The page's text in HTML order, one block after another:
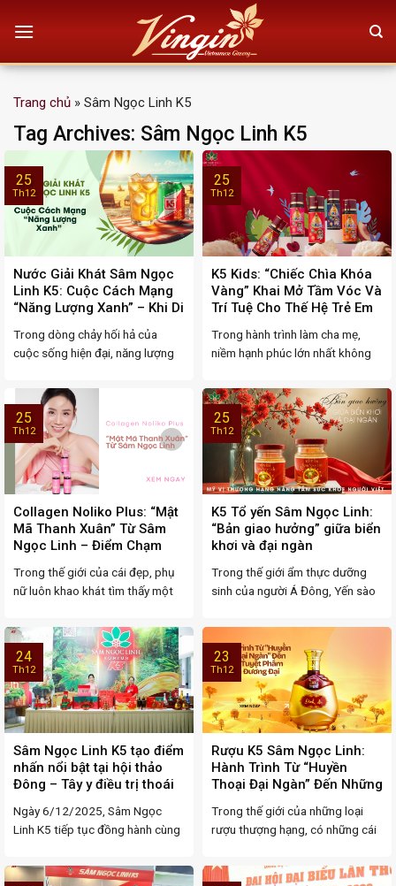
Trang chủ » Sâm Ngọc Linh K5
Tag Archives: Sâm Ngọc Linh K5
Nước Giải Khát Sâm Ngọc
Linh K5: Cuộc Cách Mạng
“Năng Lượng Xanh” – Khi Di
Sản Quốc Bảo Hóa Thân
Thành Sức Mạnh Đường
Đua
Trong dòng chảy hối hả của
cuộc sống hiện đại, năng lượng
25
Th12
K5 Kids: “Chiếc Chìa Khóa
Vàng” Khai Mở Tầm Vóc Và
Trí Tuệ Cho Thế Hệ Trẻ Em
Trong hành trình làm cha mẹ,
niềm hạnh phúc lớn nhất không
25
Th12
Collagen Noliko Plus: “Mật
Mã Thanh Xuân” Từ Sâm
Ngọc Linh – Điểm Chạm
Tinh Tế Của Dược Liệu Quý
Và Công Nghệ Làm Đẹp
Hiện Đại
Trong thế giới của cái đẹp, phụ
nữ luôn khao khát tìm thấy một
25
Th12
K5 Tổ yến Sâm Ngọc Linh:
“Bản giao hưởng” giữa biển
khơi và đại ngàn
Trong thế giới ẩm thực dưỡng
sinh của người Á Đông, Yến sào
25
Th12
Sâm Ngọc Linh K5 tạo điểm
nhấn nổi bật tại hội thảo
Đông – Tây y điều trị thoái
Ngày 6/12/2025, Sâm Ngọc
Linh K5 tiếp tục đồng hành cùng
24
Th12
Rượu K5 Sâm Ngọc Linh:
Hành Trình Từ “Huyền
Thoại Đại Ngàn” Đến Những
Tuyệt Phẩm Mỹ Tửu Đương
Đại
Trong thế giới của những loại
rượu thượng hạng, có những cái
23
Th12